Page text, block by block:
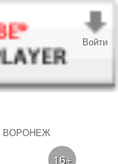
ВОРОНЕЖ
Войти
16+